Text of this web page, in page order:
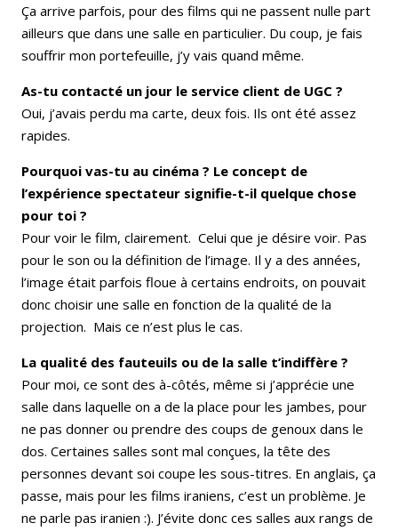
Ça arrive parfois, pour des films qui ne passent nulle part
ailleurs que dans une salle en particulier. Du coup, je fais
souffrir mon portefeuille, j’y vais quand même.
As-tu contacté un jour le service client de UGC ?
Oui, j’avais perdu ma carte, deux fois. Ils ont été assez
rapides.
Pourquoi vas-tu au cinéma ? Le concept de
l’expérience spectateur signifie-t-il quelque chose
pour toi ?
Pour voir le film, clairement. Celui que je désire voir. Pas
pour le son ou la définition de l’image. Il y a des années,
l’image était parfois floue à certains endroits, on pouvait
donc choisir une salle en fonction de la qualité de la
projection. Mais ce n’est plus le cas.
La qualité des fauteuils ou de la salle t’indiffère ?
Pour moi, ce sont des à-côtés, même si j’apprécie une
salle dans laquelle on a de la place pour les jambes, pour
ne pas donner ou prendre des coups de genoux dans le
dos. Certaines salles sont mal conçues, la tête des
personnes devant soi coupe les sous-titres. En anglais, ça
passe, mais pour les films iraniens, c’est un problème. Je
ne parle pas iranien :). J’évite donc ces salles aux rangs de